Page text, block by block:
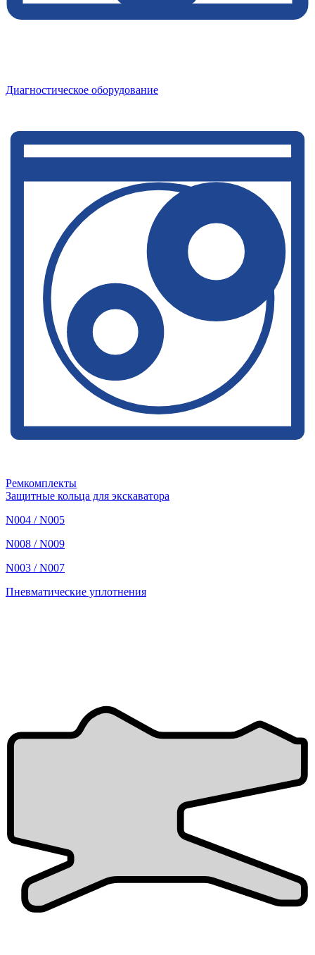
Диагностическое оборудование
Ремкомплекты
Защитные кольца для экскаватора
N004 / N005
N008 / N009
N003 / N007
Пневматические уплотнения